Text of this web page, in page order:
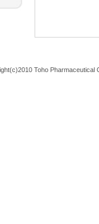
Toho Pharmaceutical